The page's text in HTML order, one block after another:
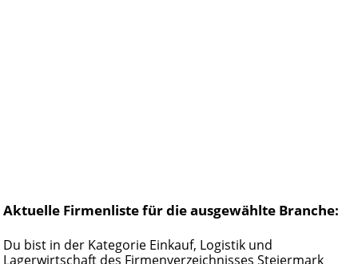
Aktuelle Firmenliste für die ausgewählte Branche:
Du bist in der Kategorie Einkauf, Logistik und
Lagerwirtschaft des Firmenverzeichnisses Steiermark